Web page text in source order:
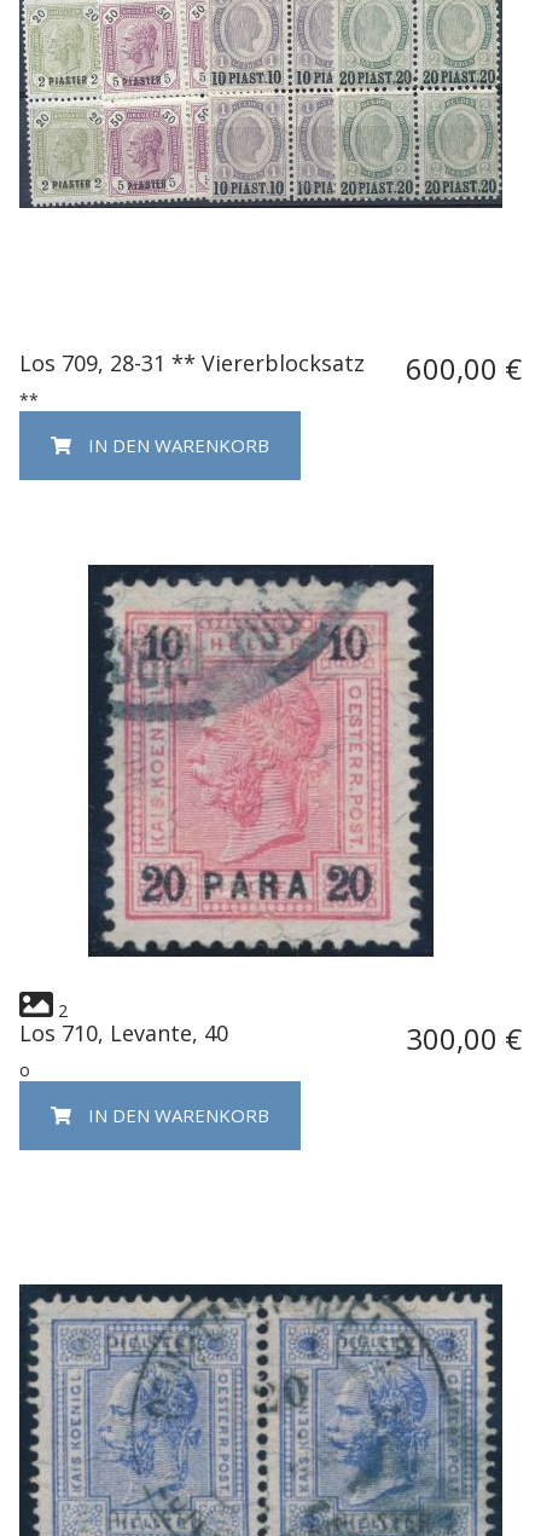
Los 709, 28-31 ** Viererblocksatz 600,00 €
**
IN DEN WARENKORB
2
Los 710, Levante, 40 300,00 €
o
IN DEN WARENKORB